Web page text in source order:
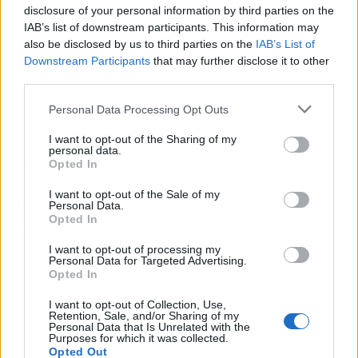
disclosure of your personal information by third parties on the
IAB’s list of downstream participants. This information may
also be disclosed by us to third parties on the IAB’s List of
Downstream Participants that may further disclose it to other
Personal Data Processing Opt Outs
I want to opt-out of the Sharing of my
personal data.
Opted In
I want to opt-out of the Sale of my
Personal Data.
Opted In
I want to opt-out of processing my
Personal Data for Targeted Advertising.
Opted In
I want to opt-out of Collection, Use,
Retention, Sale, and/or Sharing of my
Personal Data that Is Unrelated with the
Purposes for which it was collected.
Opted Out
Uno de los consejos más sencillos a tener en
el de cerrar siempre con llave la vivienda tanto
al irse de vacaciones como al salir aunque sea
solo por unos minutos. Cuando observemos en
testigos de plástico o hilos de pegamento entre
la puerta hay que avisar al 091 porque lo más
probable es que se trate de marcas que los
ladrones ponen para identificar si la casa está
ocupada.